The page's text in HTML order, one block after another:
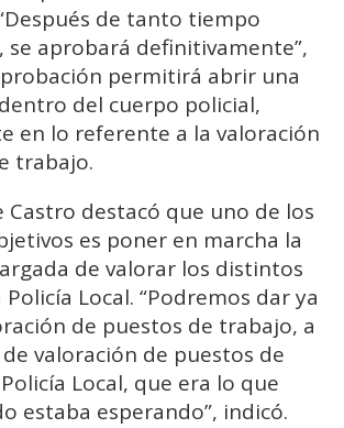
de tanto tiempo
aprobará definitivamente”,
permitirá abrir una
del cuerpo policial,
en lo referente a la valoración
trabajo.
Castro destacó que uno de los
es poner en marcha la
de valorar los distintos
Local. “Podremos dar ya
de puestos de trabajo, a
valoración de puestos de
Local, que era lo que
estaba esperando”, indicó.